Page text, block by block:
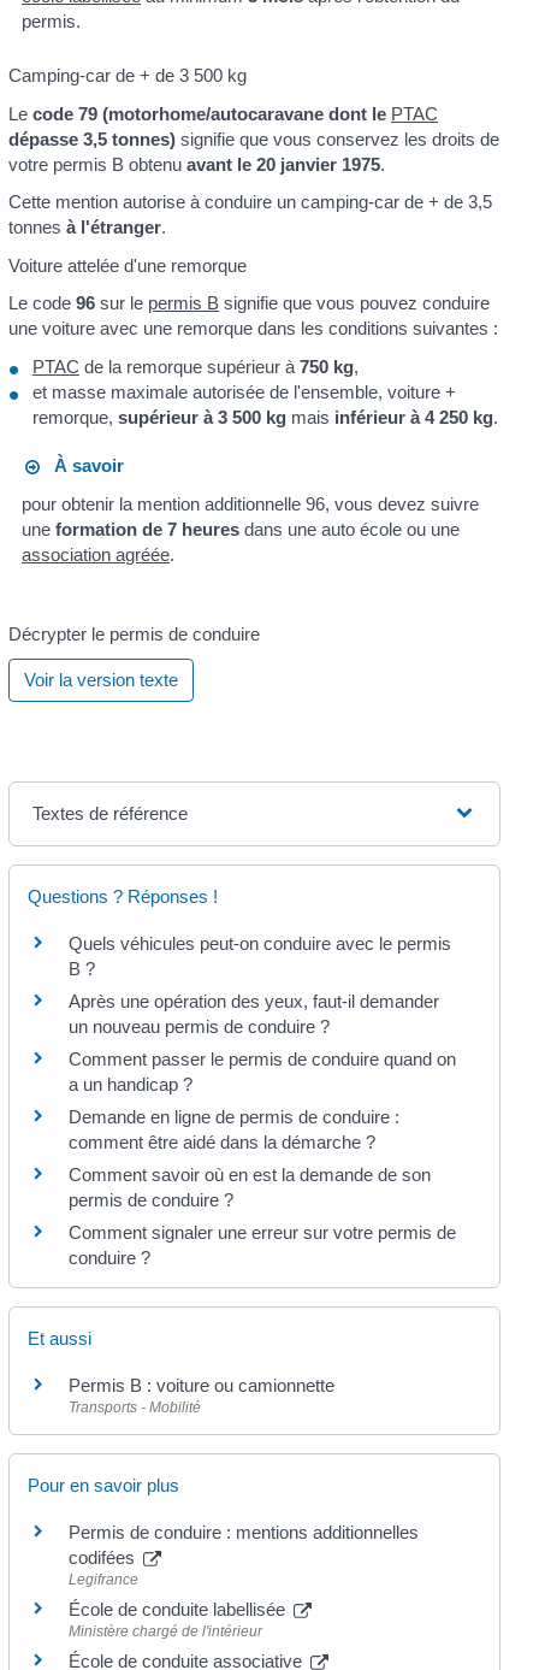
permis.
Camping-car de + de 3 500 kg
Le code 79 (motorhome/autocaravane dont le PTAC
dépasse 3,5 tonnes)signifie que vous conservez les droits de
votre permis B obtenu avant le 20 janvier 1975.
Cette mention autorise à conduire un camping-car de + de 3,5
tonnes à l'étranger.
Voiture attelée d'une remorque
Le code 96sur le permis Bsignifie que vous pouvez conduire
une voiture avec une remorque dans les conditions suivantes :
PTAC de la remorque supérieur à 750 kg,
et masse maximale autorisée de l'ensemble, voiture +
remorque, supérieur à 3 500 kgmais inférieur à 4 250 kg.
À savoir
pour obtenir la mention additionnelle 96, vous devez suivre
uneformation de 7 heures dans une auto école ou une
association agréée.
Décrypter le permis de conduire
Voir la version texte
Textes de référence
Questions ? Réponses !
Quels véhicules peut-on conduire avec le permis
B ?
Après une opération des yeux, faut-il demander
un nouveau permis de conduire ?
Comment passer le permis de conduire quand on
a un handicap ?
Demande en ligne de permis de conduire :
comment être aidé dans la démarche ?
Comment savoir où en est la demande de son
permis de conduire ?
Comment signaler une erreur sur votre permis de
conduire ?
Et aussi
Permis B : voiture ou camionnette
Transports - Mobilité
Pour en savoir plus
Permis de conduire : mentions additionnelles
codifées
Legifrance
École de conduite labellisée
Ministère chargé de l'intérieur
École de conduite associative